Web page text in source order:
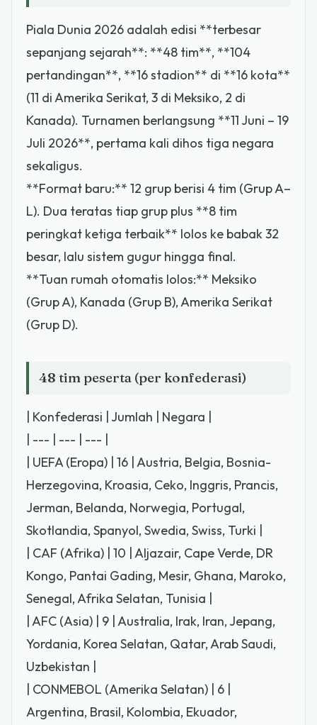
Piala Dunia 2026 adalah edisi **terbesar
sepanjang sejarah**: **48 tim**, **104
pertandingan**, **16 stadion** di **16 kota**
(11 di Amerika Serikat, 3 di Meksiko, 2 di
Kanada). Turnamen berlangsung **11 Juni – 19
Juli 2026**, pertama kali dihos tiga negara
sekaligus.
**Format baru:** 12 grup berisi 4 tim (Grup A–
L). Dua teratas tiap grup plus **8 tim
peringkat ketiga terbaik** lolos ke babak 32
besar, lalu sistem gugur hingga final.
**Tuan rumah otomatis lolos:** Meksiko
(Grup A), Kanada (Grup B), Amerika Serikat
(Grup D).
48 tim peserta (per konfederasi)
| Konfederasi | Jumlah | Negara |
| --- | --- | --- |
| UEFA (Eropa) | 16 | Austria, Belgia, Bosnia-
Herzegovina, Kroasia, Ceko, Inggris, Prancis,
Jerman, Belanda, Norwegia, Portugal,
Skotlandia, Spanyol, Swedia, Swiss, Turki |
| CAF (Afrika) | 10 | Aljazair, Cape Verde, DR
Kongo, Pantai Gading, Mesir, Ghana, Maroko,
Senegal, Afrika Selatan, Tunisia |
| AFC (Asia) | 9 | Australia, Irak, Iran, Jepang,
Yordania, Korea Selatan, Qatar, Arab Saudi,
Uzbekistan |
| CONMEBOL (Amerika Selatan) | 6 |
Argentina, Brasil, Kolombia, Ekuador,